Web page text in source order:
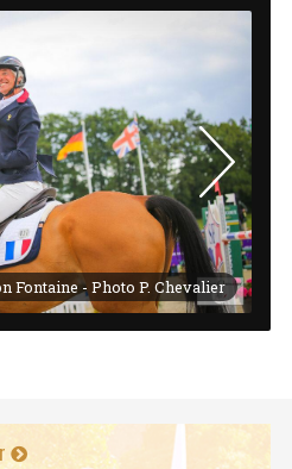
Fontaine - Photo P. Chevalier